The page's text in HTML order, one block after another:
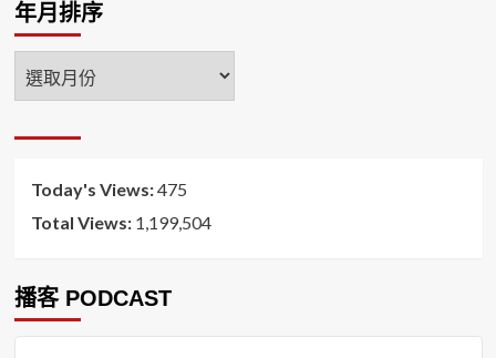
年月排序
年
月
Today's Views:475
Total Views: 1,199,504
播客 PODCAST